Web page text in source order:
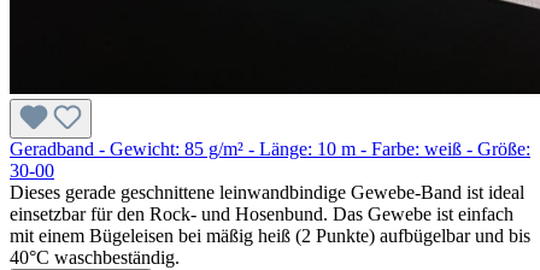
Geradband - Gewicht: 85 g/m² - Länge: 10 m - Farbe: weiß - Größe:
30-00
Dieses gerade geschnittene leinwandbindige Gewebe-Band ist ideal
einsetzbar für den Rock- und Hosenbund. Das Gewebe ist einfach
mit einem Bügeleisen bei mäßig heiß (2 Punkte) aufbügelbar und bis
40°C waschbeständig.